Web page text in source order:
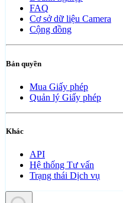
FAQ
Cơ sở dữ liệu Camera
Cộng đồng
Bản quyền
Mua Giấy phép
Quản lý Giấy phép
Khác
API
Hệ thống Tư vấn
Trạng thái Dịch vụ